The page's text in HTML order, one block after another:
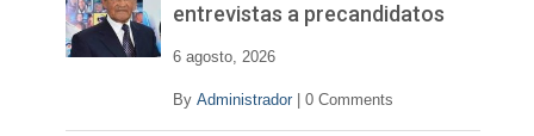
entrevistas a precandidatos
6 agosto, 2026
By Administrador 0 Comments